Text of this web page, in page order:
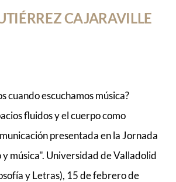
CAJARAVILLE
cuando escuchamos música?
fluidos y el cuerpo como
presentada en la Jornada
y música". Universidad de Valladolid
y Letras), 15 de febrero de